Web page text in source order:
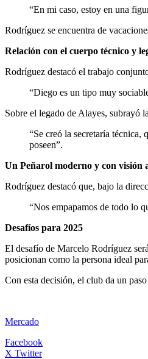
“En mi caso, estoy en una
Rodríguez se encuentra de
Relación con el cuerpo técnico y
Rodríguez destacó el trabajo
“Diego es un tipo muy
Sobre el legado de Alayes, subrayó
“Se creó la secretaría técnica,
poseen”.
Un Peñarol moderno y con visión
Rodríguez destacó que, bajo la
“Nos empapamos de todo lo
Desafíos para 2025
El desafío de Marcelo Rodríguez
posicionan como la persona ideal
Con esta decisión, el club da un
Mercado
Facebook
X Twitter